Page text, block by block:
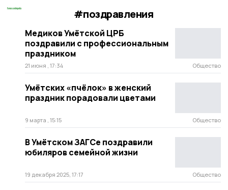
#поздравления
Медиков Умётской ЦРБ
поздравили с профессиональным
праздником
21 июня , 17:34 Общество
Умётских «пчёлок» в женский
праздник порадовали цветами
9 марта , 15:15 Общество
В Умётском ЗАГСе поздравили
юбиляров семейной жизни
19 декабря 2025, 17:17 Общество